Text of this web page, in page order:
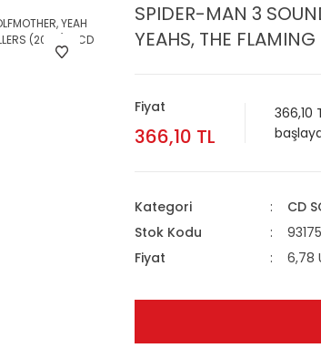
SPIDER-MAN 3
YEAHS, THE
Fiyat
366,10 TL
366,10
Kategori
CD
Stok Kodu
93175
Fiyat
6,78